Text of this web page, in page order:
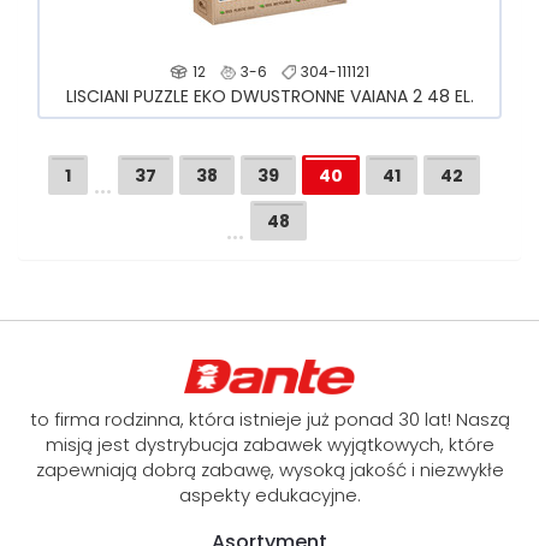
12 3-6 304-111121
LISCIANI PUZZLE EKO DWUSTRONNE VAIANA 2 48 EL.
1 … 37 38 39 40 41 42
… 48
to firma rodzinna, która istnieje już ponad 30 lat! Naszą
misją jest dystrybucja zabawek wyjątkowych, które
zapewniają dobrą zabawę, wysoką jakość i niezwykłe
aspekty edukacyjne.